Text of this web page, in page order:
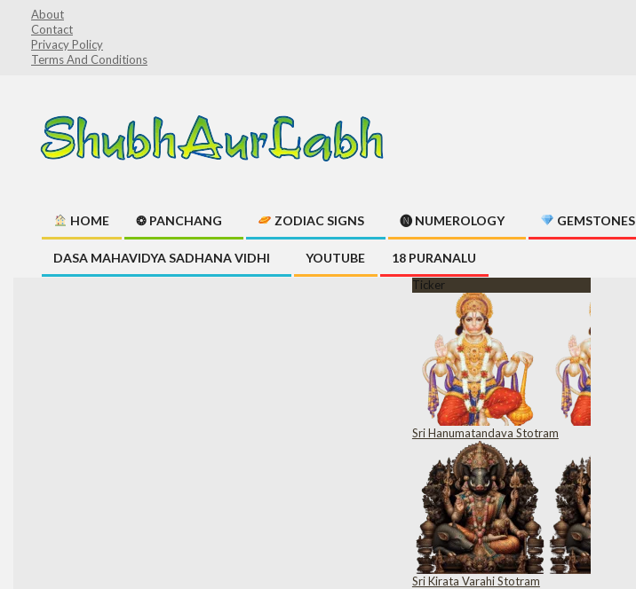
content
About
Contact
Privacy Policy
Terms And Conditions
HOME ❂ PANCHANG ZODIAC SIGNS 🅝 NUMEROLOGY GEMSTONES
DASA MAHAVIDYA SADHANA VIDHI YOUTUBE 18 PURANALU
Ticker
Sri Hanumatandava Stotram
Sri Kirata Varahi Stotram